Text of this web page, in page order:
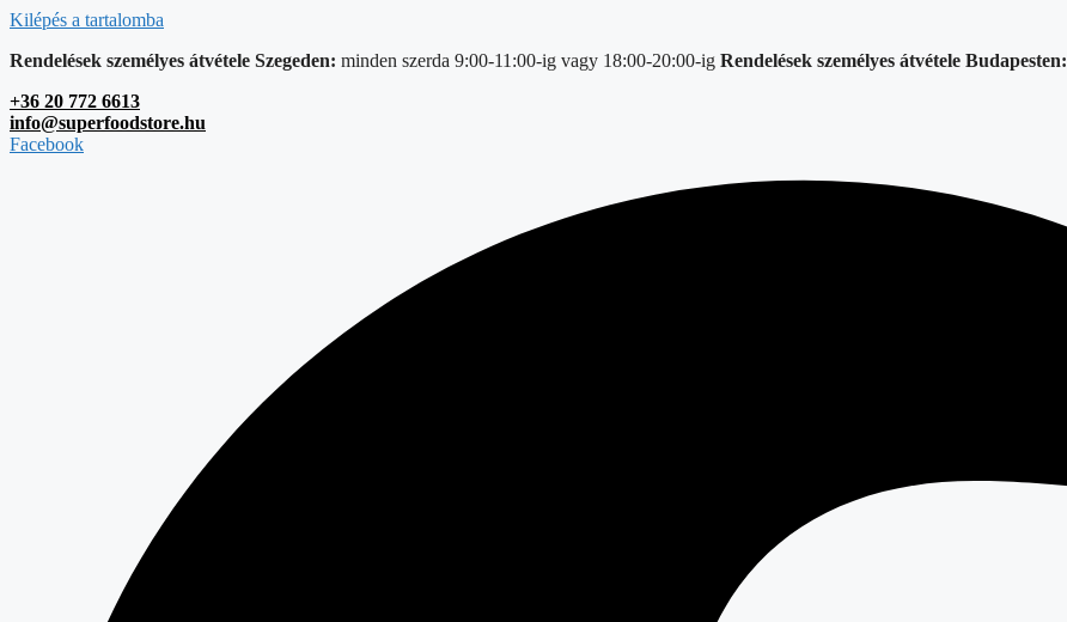
Kilépés a tartalomba
Rendelések személyes átvétele Szegeden: minden szerda 9:00-11:00-ig vagy 18:00-20:00-ig Rendelések személyes átvétele Budapesten:
+36 20 772 6613
info@superfoodstore.hu
Facebook